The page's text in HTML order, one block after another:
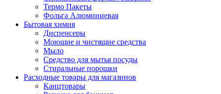
Термо Пакеты
Фольга Алюминиевая
Бытовая химия
Диспенсеры
Моющие и чистящие средства
Мыло
Средство для мытья посуды
Стиральные порошки
Расходные товары для магазинов
Канцтовары